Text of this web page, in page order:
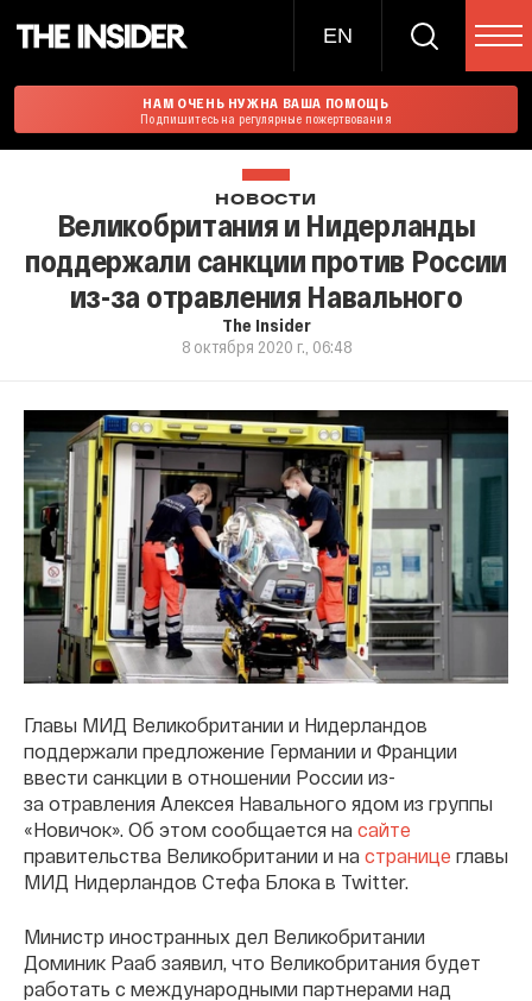
EN
НАМ ОЧЕНЬ НУЖНА ВАША ПОМОЩЬ
Подпишитесь на регулярные пожертвования
НОВОСТИ
Великобритания и Нидерланды
поддержали санкции против России
из-за отравления Навального
The Insider
8 октября 2020 г., 06:48
Главы МИД Великобритании и Нидерландов
поддержали предложение Германии и Франции
ввести санкции в отношении России из-
за отравления Алексея Навального ядом из группы
«Новичок». Об этом сообщается на сайте
правительства Великобритании и на странице главы
МИД Нидерландов Стефа Блока в Twitter.
Министр иностранных дел Великобритании
Доминик Рааб заявил, что Великобритания будет
работать с международными партнерами над